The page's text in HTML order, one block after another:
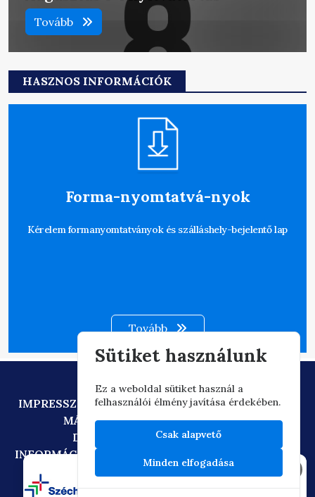
Tovább
HASZNOS INFORMÁCIÓK
Forma-nyomtatvá-nyok
Kérelem formanyomtatványok és szálláshely-bejelentő lap
Tovább
IMPRESSZUMADATVÉDELEMTECHNIKAI AJÁNLÁS
MÁSOLATKÉSZÍTÉSI SZABÁLYZAT
DIGITÁLIS ÁLLAMPOLGÁRSÁG
INFORMÁCIÓÁTADÁSI SZABÁLYZAT
OIF/FACEBOOK
Sütiket használunk
Ez a weboldal sütiket használ a
felhasználói élmény javítása érdekében.
Csak alapvető
Minden elfogadása